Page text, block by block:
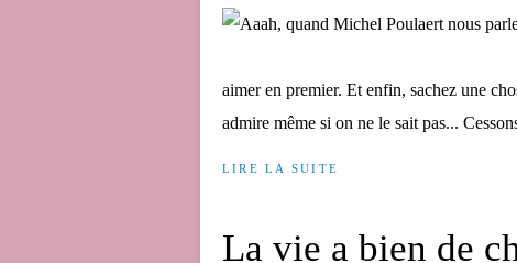
aimer en premier. Et enfin, sachez une
admire même si on ne le sait pas...
LIRE LA SUITE
La vie a bien de